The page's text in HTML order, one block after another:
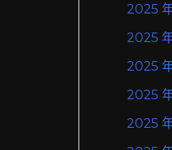
2025
2025
2025
2025
2025